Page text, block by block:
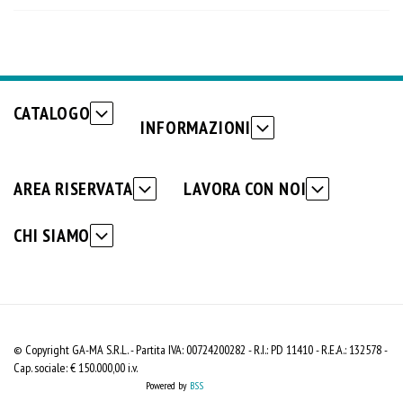
CHI SIAMO
CATALOGO
INFORMAZIONI
AREA RISERVATA LAVORA CON NOI
© Copyright GA-MA S.R.L. - Partita IVA: 00724200282 - R.I.: PD 11410 - R.E.A.: 132578 -
Cap. sociale: € 150.000,00 i.v.
Powered by BSS